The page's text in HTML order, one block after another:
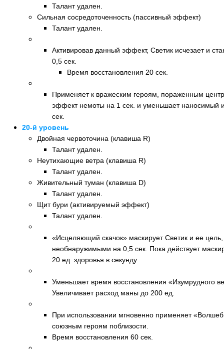
Талант удален.
Сильная сосредоточенность (пассивный эффект)
Талант удален.
Активировав данный эффект, Светик исчезает и
0,5 сек.
Время восстановления 20 сек.
Применяет к вражеским героям, пораженным
эффект немоты на 1 сек. и уменьшает наносимый
сек.
20-й уровень
Двойная червоточина (клавиша R)
Талант удален.
Неутихающие ветра (клавиша R)
Талант удален.
Живительный туман (клавиша D)
Талант удален.
Щит бури (активируемый эффект)
Талант удален.
«Исцеляющий скачок» маскирует Светик и ее
необнаружимыми на 0,5 сек. Пока действует
20 ед. здоровья в секунду.
Уменьшает время восстановления «Изумрудного
Увеличивает расход маны до 200 ед.
При использовании мгновенно применяет
союзным героям поблизости.
Время восстановления 60 сек.